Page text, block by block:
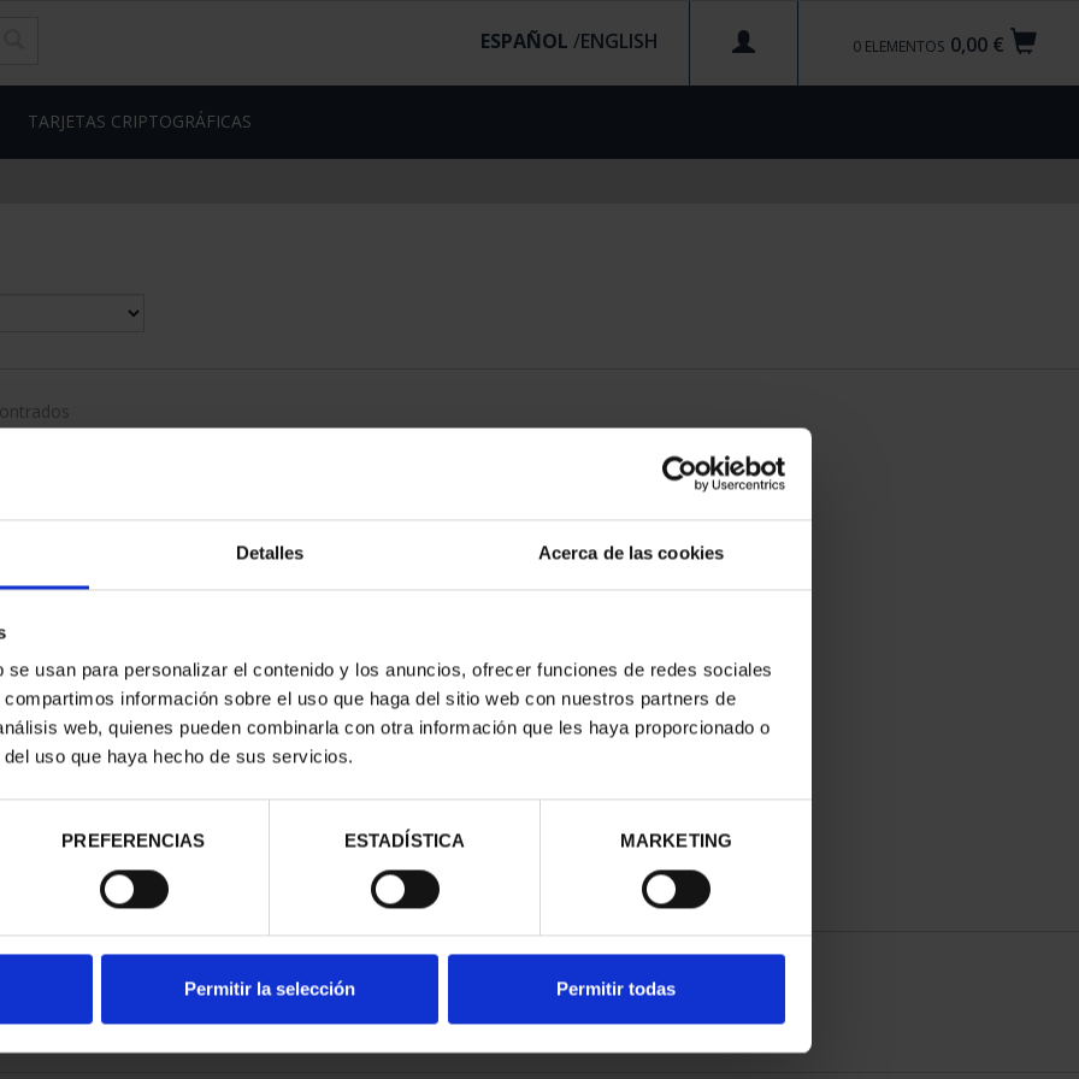
Detalles Acerca de las cookies
usan para personalizar el contenido y los anuncios, ofrecer funciones de redes sociales
información sobre el uso que haga del sitio web con nuestros partners de
web, quienes pueden combinarla con otra información que les haya proporcionado o
uso que haya hecho de sus servicios.
PREFERENCIAS ESTADÍSTICA MARKETING
Permitir la selección Permitir todas
0,00 €
0 ELEMENTOS
ESPAÑOL /
TARJETAS CRIPTOGRÁFICAS
I -